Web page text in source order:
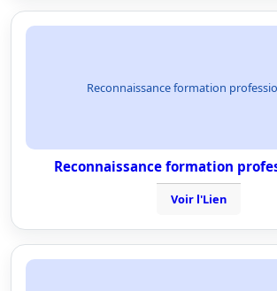
Reconnaissance formation
Reconnaissance formation
Voir l'Lien